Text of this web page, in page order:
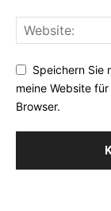
Speichern Sie
meine Website
Browser.